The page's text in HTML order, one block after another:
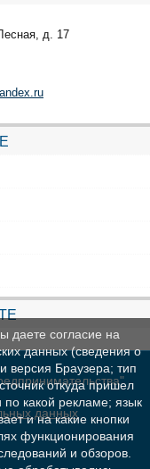
д. 17
данных
даете согласие на
данных (сведения о
версия Браузера; тип
откуда пришел
по какой рекламе; язык
и на какие кнопки
функционирования
и обзоров.